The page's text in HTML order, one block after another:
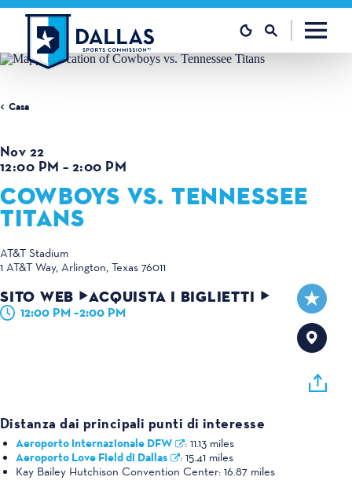
Vai al contenuto
Casa
Nov 22
12:00 PM – 2:00 PM
COWBOYS VS. TENNESSEE
TITANS
AT&T Stadium
1 AT&T Way Arlington, Texas 76011
SITO WEB ACQUISTA I BIGLIETTI
12:00 PM –2:00 PM
Distanza dai principali punti di interesse
Aeroporto internazionale DFW : 11.13 miles
Aeroporto Love Field di Dallas : 15.41 miles
Kay Bailey Hutchison Convention Center: 16.87 miles